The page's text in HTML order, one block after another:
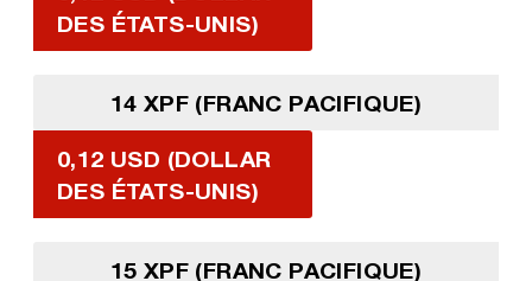
DES ÉTATS-UNIS)
14 XPF (FRANC PACIFIQUE)
0,12 USD (DOLLAR
DES ÉTATS-UNIS)
15 XPF (FRANC PACIFIQUE)